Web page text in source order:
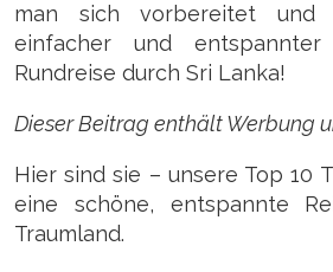
man sich vorbereitet und
einfacher und
Rundreise durch Sri Lanka!
Dieser Beitrag enthält Werbung
Hier sind sie – unsere Top 10
eine schöne, entspannte
Traumland.